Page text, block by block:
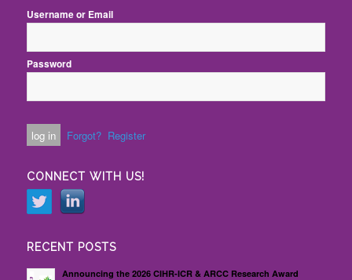
Username or Email
Password
Forgot? Register
CONNECT WITH US!
RECENT POSTS
Announcing the 2026 CIHR-ICR & ARCC Research Award